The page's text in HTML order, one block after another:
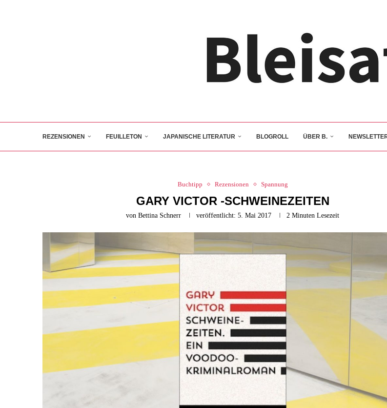
REZENSIONEN FEUILLETON JAPANISCHE LITERATUR BLOGROLL ÜBER B.
Buchtipp Rezensionen Spannung
GARY VICTOR -SCHWEINEZEITEN
vonBettina Schnerr veröffentlicht: 5. Mai 2017 2 Minuten Lesezeit